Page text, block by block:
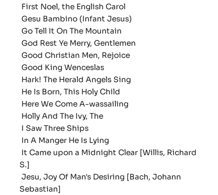
First Noel, the English Carol
Gesu Bambino (Infant Jesus)
Go Tell It On The Mountain
God Rest Ye Merry, Gentlemen
Good Christian Men, Rejoice
Good King Wenceslas
Hark! The Herald Angels Sing
He Is Born, This Holy Child
Here We Come A-wassailing
Holly And The Ivy, The
I Saw Three Ships
In A Manger He Is Lying
It Came upon a Midnight Clear [Willis, Richard
S.]
Jesu, Joy Of Man's Desiring [Bach, Johann
Sebastian]